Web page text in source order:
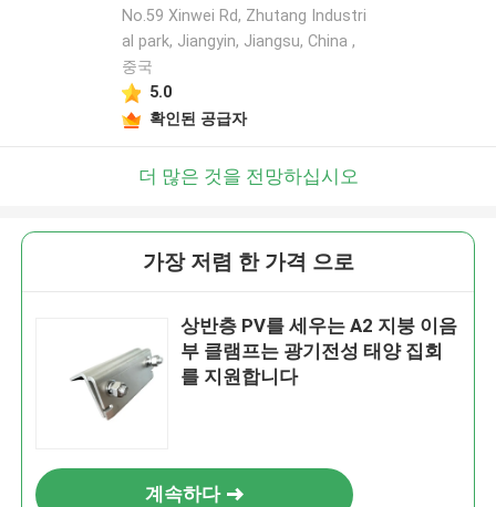
No.59 Xinwei Rd, Zhutang Industri
al park, Jiangyin, Jiangsu, China ,
중국
5.0
확인된 공급자
더 많은 것을 전망하십시오
가장 저렴 한 가격 으로
상반층 PV를 세우는 A2 지붕 이음
부 클램프는 광기전성 태양 집회
를 지원합니다
계속하다